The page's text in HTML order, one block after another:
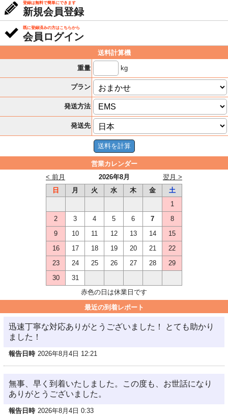
登録は無料で簡単にできます
新規会員登録
既に登録済みの方はこちらから
会員ログイン
送料計算機
重量
kg
プラン
発送方法
発送先
営業カレンダー
2026年8月
< 前月
翌月 >
日
月 火 水 木 金
土
1
2
3 4 5 6 7
8
9
10 11 12 13 14
15
16
17 18 19 20 21
22
23
24 25 26 27 28
29
30
31
赤色の日は休業日です
最近の到着レポート
迅速丁寧な対応ありがとうございました！ とても助かり
ました！
報告日時 2026年8月4日 12:21
無事、早く到着いたしました。この度も、お世話になり
ありがとうございました。
報告日時 2026年8月4日 0:33